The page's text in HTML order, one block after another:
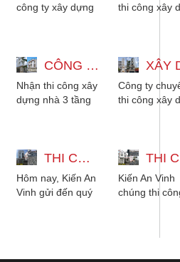
công ty xây dựng
kế...
thi công xây
5...
CÔNG TY XÂY DỰNG NHÀ 3 TẦNG 2 MẶT TIỀN HIỆN ĐẠI ĐẸP
Nhận thi công xây
dựng nhà 3 tầng
cho...
Công ty
thi công xây
từ...
THI CÔNG NHÀ 3 TẦNG TÂN CỔ ĐIỂN BẰNG SÀN VƯỢT NHỊP 9M
Hôm nay, Kiến An
Vinh gửi đến quý
Kiến An Vinh
chúng thi